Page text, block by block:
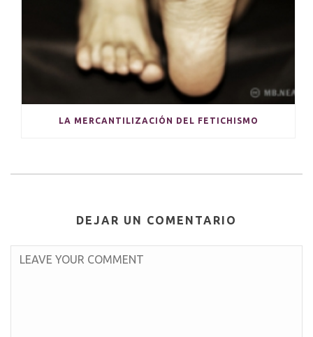
LA MERCANTILIZACIÓN DEL FETICHISMO
DEJAR UN COMENTARIO